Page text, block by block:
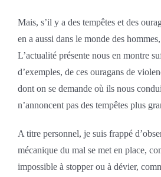
Mais, s’il y a des tempêtes et des
en a aussi dans le monde des
L’actualité présente nous en montre
d’exemples, de ces ouragans de
dont on se demande où ils nous
n’annoncent pas des tempêtes plus
A titre personnel, je suis frappé
mécanique du mal se met en place,
impossible à stopper ou à dévier,